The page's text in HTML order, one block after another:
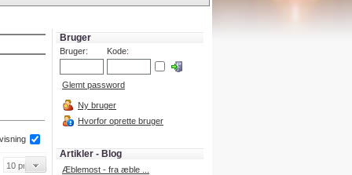
Bruger
Bruger: Kode:
Glemt password
Ny bruger
Hvorfor oprette bruger
Artikler - Blog
Æblemost - fra æble ...